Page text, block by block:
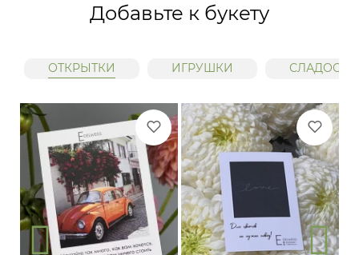
Добавьте к букету
ОТКРЫТКИ ИГРУШКИ СЛАДОСТИ